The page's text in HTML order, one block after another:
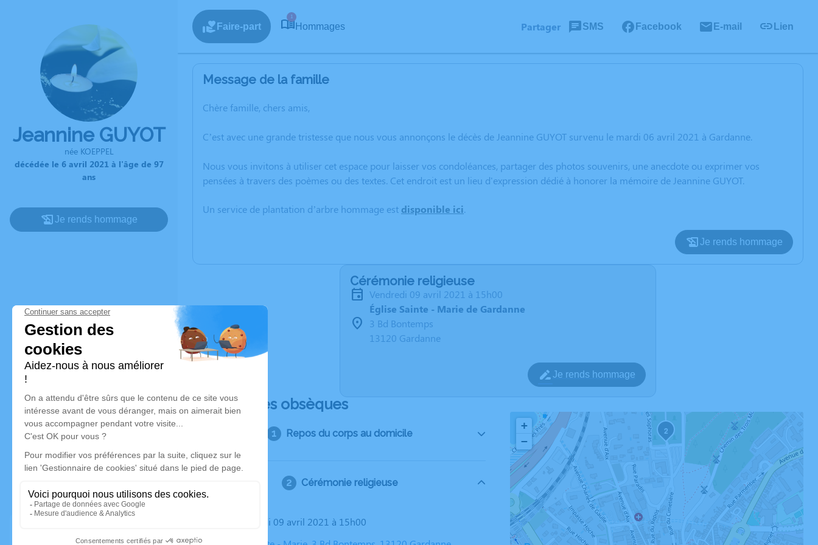
Jeannine GUYOT
née KOEPPEL
décédée le 6 avril 2021 à l'âge de 97
ans
Je rends hommage
Faire-part
1
Hommages Partager SMS Facebook E-mail Lien
Message de la famille
Chère famille, chers amis,
C’est avec une grande tristesse que nous vous annonçons le décès de Jeannine GUYOT survenu le mardi 06 avril 2021 à Gardanne.
Nous vous invitons à utiliser cet espace pour laisser vos condoléances, partager des photos souvenirs, une anecdote ou exprimer vos
pensées à travers des poèmes ou des textes. Cet endroit est un lieu d'expression dédié à honorer la mémoire de Jeannine GUYOT.
Un service de plantation d’arbre hommage est disponible ici.
Je rends hommage
Cérémonie religieuse
vendredi 09 avril 2021 à 15h00
Église Sainte - Marie de Gardanne
3 Bd Bontemps
13120 Gardanne
Je rends hommage
Déroulé des obsèques
Repos du corps au domicile
Cérémonie religieuse
Le vendredi 09 avril 2021 à 15h00
2
+
−